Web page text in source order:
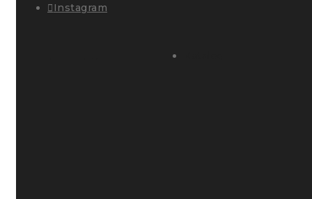
Instagram